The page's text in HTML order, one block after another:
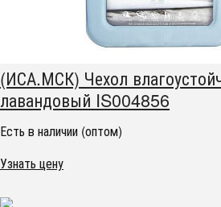
(ИСА.МСК) Чехол
лавандовый IS004856
Есть в наличии (оптом)
Узнать цену